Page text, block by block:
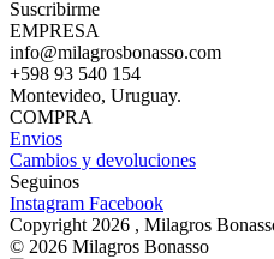
Suscribirme
EMPRESA
info@milagrosbonasso.com
+598 93 540 154
Montevideo, Uruguay.
COMPRA
Envios
Cambios y devoluciones
Seguinos
Instagram Facebook
Copyright 2026 , Milagros
© 2026 Milagros Bonasso